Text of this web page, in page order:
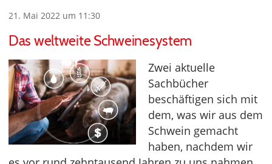
21. Mai 2022 um 11:30
Das weltweite Schweinesystem
Zwei aktuelle
Sachbücher
beschäftigen sich mit
dem, was wir aus dem
Schwein gemacht
haben, nachdem wir